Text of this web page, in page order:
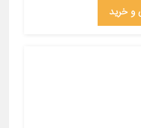
و خرید